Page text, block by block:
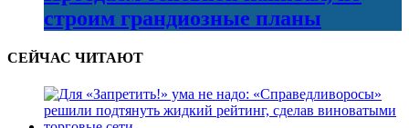
строим грандиозные планы
СЕЙЧАС ЧИТАЮТ